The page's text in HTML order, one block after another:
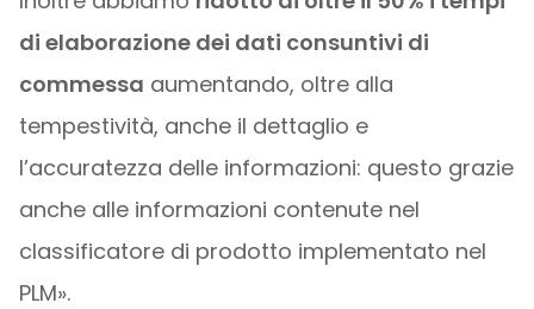
di elaborazione dei dati consuntivi di
commessa aumentando, oltre alla
tempestività, anche il dettaglio e
l’accuratezza delle informazioni: questo grazie
anche alle informazioni contenute nel
classificatore di prodotto implementato nel
PLM».